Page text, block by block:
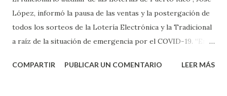
López, informó la pausa de las ventas y la postergación de
todos los sorteos de la Lotería Electrónica y la Tradicional
a raíz de la situación de emergencia por el COVID-19. “En
proteger la salud de nuestros empleados, vendedores y
COMPARTIR PUBLICAR UN COMENTARIO LEER MÁS